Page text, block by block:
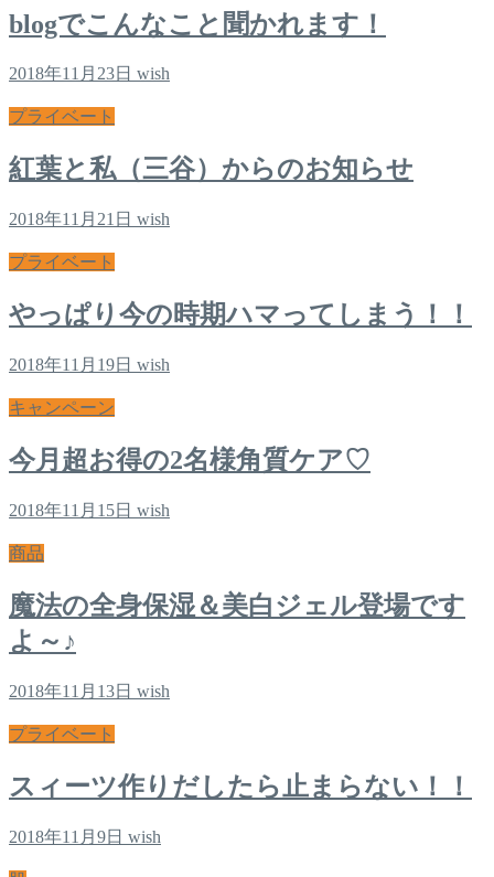
blogでこんなこと聞かれます！
2018年11月23日 wish
プライベート
紅葉と私（三谷）からのお知らせ
2018年11月21日 wish
プライベート
やっぱり今の時期ハマってしまう！！
2018年11月19日 wish
キャンペーン
今月超お得の2名様角質ケア♡
2018年11月15日 wish
商品
魔法の全身保湿＆美白ジェル登場です
よ～♪
2018年11月13日 wish
プライベート
スィーツ作りだしたら止まらない！！
2018年11月9日 wish